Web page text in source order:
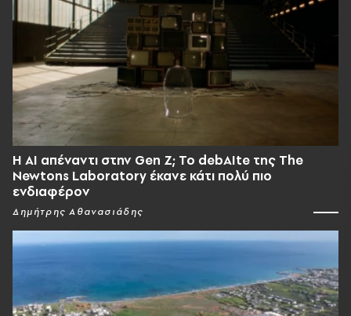
Η AI απέναντι στην Gen Z; Το debAIte της The
Newtons Laboratory έκανε κάτι πολύ πιο
ενδιαφέρον
Δημήτρης Αθανασιάδης